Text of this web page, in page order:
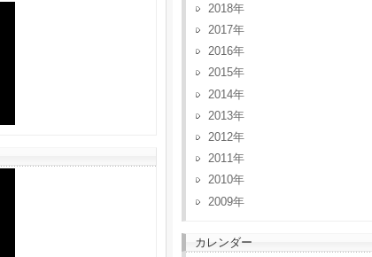
2018
2017
2016
2015
2014
2013
2012
2011
2010
2009
カレンダー